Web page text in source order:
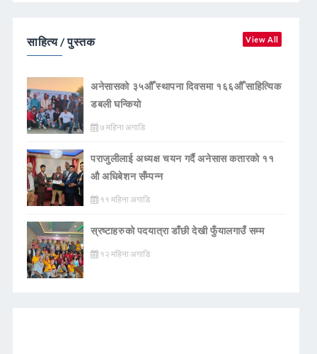
साहित्य / पुस्तक View All
अनेसासको ३५औँ स्थापना दिवसमा १६६औँ साहित्यिक
डबली घन्कियाे
७ महिना अगाडि
पराजुलीलाई अध्यक्ष चयन गर्दै अनेसास कतारको ११
औ अधिबेशन सँम्पन्न
११ महिना अगाडि
स्रष्टाहरुको पदयात्रा डाँछी देखी फुँयालगाउँ सम्म
१२ महिना अगाडि